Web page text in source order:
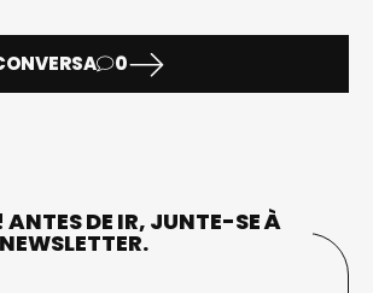
0
ANTES DE IR, JUNTE-SE À